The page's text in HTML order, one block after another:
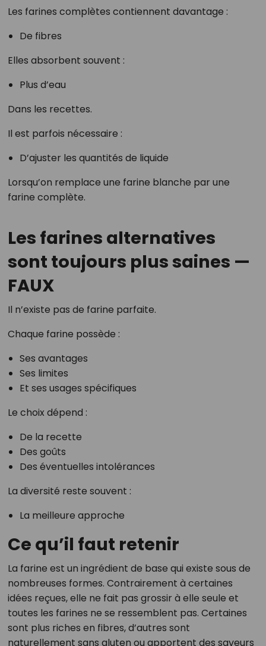
Les farines complètes contiennent davantage :
De fibres
Elles absorbent souvent :
Plus d’eau
Dans les recettes.
Il est parfois nécessaire :
D’ajuster les quantités de liquide
Lorsqu’on remplace une farine blanche par une
farine complète.
Les farines alternatives
sont toujours plus saines —
FAUX
Il n’existe pas de farine parfaite.
Chaque farine possède :
Ses avantages
Ses limites
Et ses usages spécifiques
Le choix dépend :
De la recette
Des goûts
Des éventuelles intolérances
La diversité reste souvent :
La meilleure approche
Ce qu’il faut retenir
La farine est un ingrédient de base qui existe sous de
nombreuses formes. Contrairement à certaines
idées reçues, elle ne fait pas grossir à elle seule et
toutes les farines ne se ressemblent pas. Certaines
sont plus riches en fibres, d’autres sont
naturellement sans gluten ou apportent des saveurs